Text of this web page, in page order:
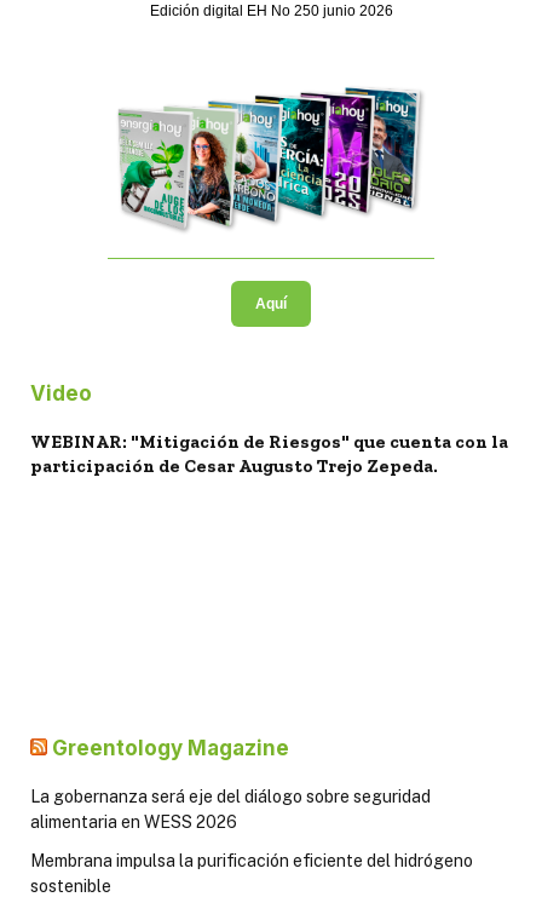
Edición digital EH No 250 junio 2026
Aquí
Video
WEBINAR: "Mitigación de Riesgos" que cuenta con la
participación de Cesar Augusto Trejo Zepeda.
Greentology Magazine
La gobernanza será eje del diálogo sobre seguridad
alimentaria en WESS 2026
Membrana impulsa la purificación eficiente del hidrógeno
sostenible